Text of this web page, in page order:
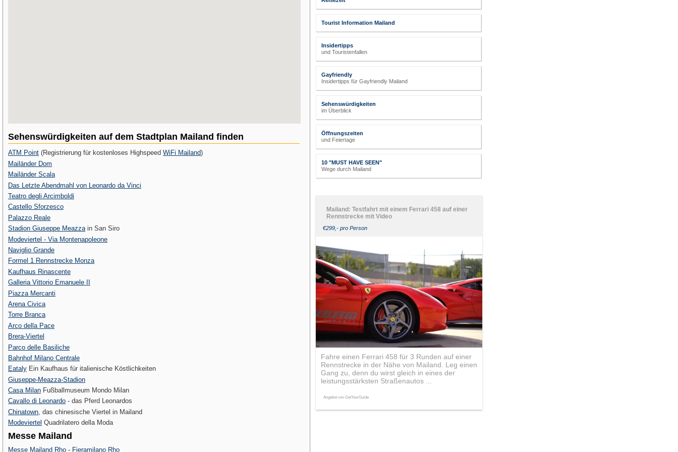
Sehenswürdigkeiten auf dem Stadtplan Mailand finden
ATM Point (Registrierung für kostenloses Highspeed WiFi Mailand)
Mailänder Dom
Mailänder Scala
Das Letzte Abendmahl von Leonardo da Vinci
Teatro degli Arcimboldi
Castello Sforzesco
Palazzo Reale
Stadion Giuseppe Meazzain San Siro
Modeviertel - Via Montenapoleone
Naviglio Grande
Formel 1 Rennstrecke Monza
Kaufhaus Rinascente
Galleria Vittorio Emanuele II
Piazza Mercanti
Arena Civica
Torre Branca
Arco della Pace
Brera-Viertel
Parco delle Basiliche
Bahnhof Milano Centrale
Eataly Ein Kaufhaus für italienische Köstlichkeiten
Giuseppe-Meazza-Stadion
Casa Milan Fußballmuseum Mondo Milan
Cavallo di Leonardo - das Pferd Leonardos
Chinatown , das chinesische Viertel in Mailand
Modeviertel Quadrilatero della Moda
Messe Mailand
Messe Mailand Rho - Fieramilano Rho
Tourist Information Mailand
Insidertipps
und Touristenfallen
Gayfriendly
Insidertipps für Gayfriendly Mailand
Sehenswürdigkeiten
im Überblick
Öffnungszeiten
und Feiertage
10 "MUST HAVE SEEN"
Wege durch Mailand
Mailand: Testfahrt mit einem Ferrari 458 auf einer
Rennstrecke mit Video
€299,- pro Person
Fahre einen Ferrari 458 für 3 Runden auf einer
Rennstrecke in der Nähe von Mailand. Leg einen
Gang zu, denn du wirst gleich in eines der
leistungsstärksten Straßenautos ...
Angebot von GetYourGuide